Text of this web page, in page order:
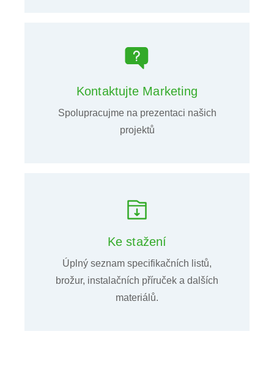
Kontaktujte Marketing
Spolupracujme na prezentaci našich
projektů
Ke stažení
Úplný seznam specifikačních listů,
brožur, instalačních příruček a dalších
materiálů.